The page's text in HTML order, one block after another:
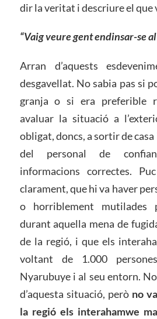
dir la veritat i descriure el que
“Vaig veure gent endinsar-se
Arran d’aquests
desgavellat. No sabia pas si
granja o si era preferible
avaluar la situació a
obligat, doncs, a sortir de
del personal de
informacions correctes.
clarament, que hi va haver
o horriblement mutilades
durant aquella mena de
de la regió, i que els
voltant de 1.000
Nyarubuye i al seu entorn.
d’aquesta situació, però no
la regió els interahamwe